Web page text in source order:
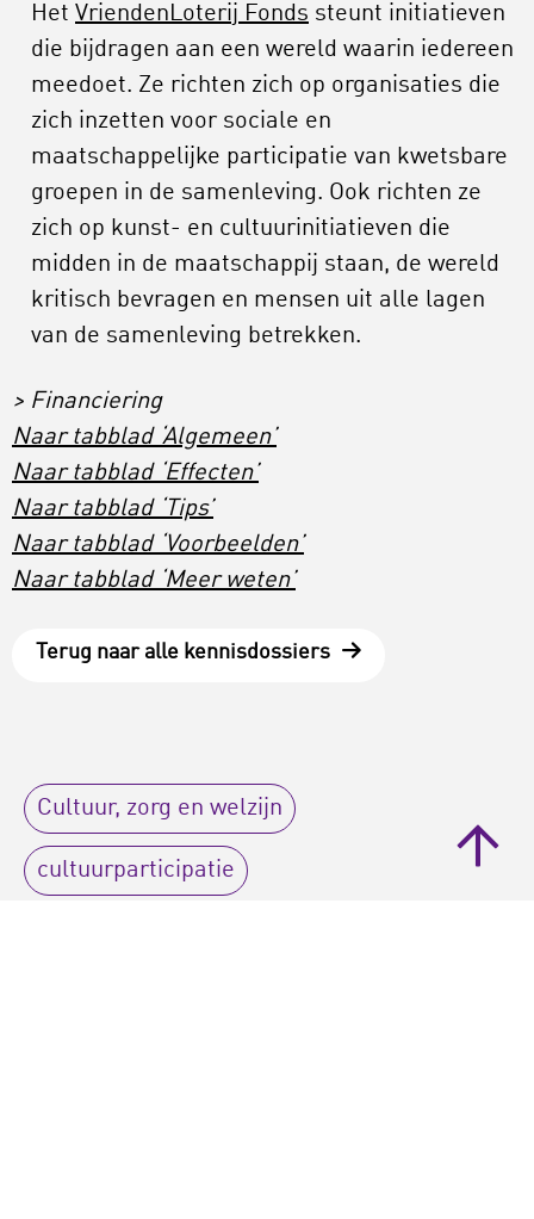
Het VriendenLoterij Fonds steunt initiatieven
die bijdragen aan een wereld waarin iedereen
meedoet. Ze richten zich op organisaties die
zich inzetten voor sociale en
maatschappelijke participatie van kwetsbare
groepen in de samenleving. Ook richten ze
zich op kunst- en cultuurinitiatieven die
midden in de maatschappij staan, de wereld
kritisch bevragen en mensen uit alle lagen
van de samenleving betrekken.
> Financiering
Naar tabblad ‘Algemeen’
Naar tabblad ‘Effecten’
Naar tabblad ‘Tips’
Naar tabblad ‘Voorbeelden’
Naar tabblad ‘Meer weten’
Terug naar alle kennisdossiers
Cultuur, zorg en welzijn
cultuurparticipatie